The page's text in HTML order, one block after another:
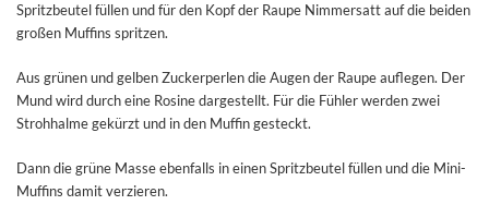
Spritzbeutel füllen und für den Kopf der Raupe Nimmersatt auf die beiden
großen Muffins spritzen.
Aus grünen und gelben Zuckerperlen die Augen der Raupe auflegen. Der
Mund wird durch eine Rosine dargestellt. Für die Fühler werden zwei
Strohhalme gekürzt und in den Muffin gesteckt.
Dann die grüne Masse ebenfalls in einen Spritzbeutel füllen und die Mini-
Muffins damit verzieren.